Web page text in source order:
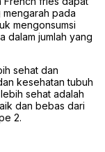
pada
mengonsumsi
dalam jumlah yang
sehat dan
kesehatan tubuh
sehat adalah
dan bebas dari
2.